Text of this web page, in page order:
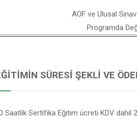
AOF ve Ulusal
Programda
SÜRESI ŞEKLI VE
Saatlik Sertifika Eğitim ücreti KDV dahil